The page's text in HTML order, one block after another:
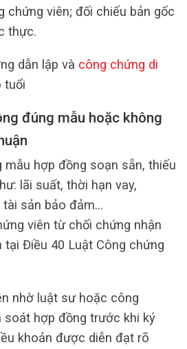
chứng viên; đối chiếu bản gốc
thực.
dẫn lập và công chứng di
tuổi
đúng mẫu hoặc không
mẫu hợp đồng soạn sẵn, thiếu
lãi suất, thời hạn vay,
sản bảo đảm…
viên từ chối chứng nhận
tại Điều 40 Luật Công chứng
nhờ luật sư hoặc công
soát hợp đồng trước khi ký
khoản được diễn đạt rõ